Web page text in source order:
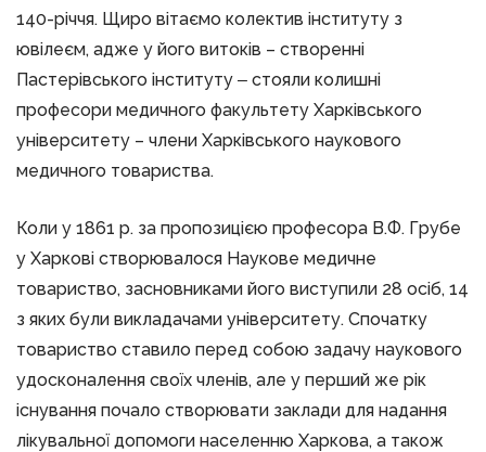
140-річчя. Щиро вітаємо колектив інституту з
ювілеєм, адже у його витоків – створенні
Пастерівського інституту ‒ стояли колишні
професори медичного факультету Харківського
університету – члени Харківського наукового
медичного товариства.
Коли у 1861 р. за пропозицією професора В.Ф. Грубе
у Харкові створювалося Наукове медичне
товариство, засновниками його виступили 28 осіб, 14
з яких були викладачами університету. Спочатку
товариство ставило перед собою задачу наукового
удосконалення своїх членів, але у перший же рік
існування почало створювати заклади для надання
лікувальної допомоги населенню Харкова, а також